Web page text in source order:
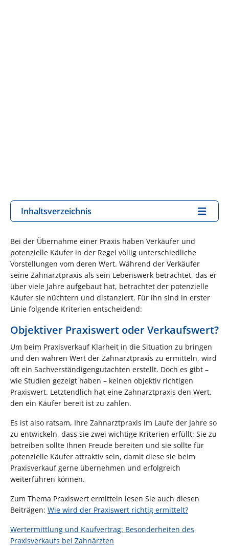
Inhaltsverzeichnis
Bei der Übernahme einer Praxis haben Verkäufer und
potenzielle Käufer in der Regel völlig unterschiedliche
Vorstellungen vom deren Wert. Während der Verkäufer
seine Zahnarztpraxis als sein Lebenswerk betrachtet, das er
über viele Jahre aufgebaut hat, betrachtet der potenzielle
Käufer sie nüchtern und distanziert. Für ihn sind in erster
Linie folgende Kriterien entscheidend:
Objektiver Praxiswert oder Verkaufswert?
Um beim Praxisverkauf Klarheit in die Situation zu bringen
und den wahren Wert der Zahnarztpraxis zu ermitteln, wird
oft ein Sachverständigengutachten erstellt. Doch es gibt –
wie Studien gezeigt haben – keinen objektiv richtigen
Praxiswert. Letztendlich hat eine Zahnarztpraxis den Wert,
den ein Käufer bereit ist zu zahlen.
Es ist also ratsam, Ihre Zahnarztpraxis im Laufe der Jahre so
zu entwickeln, dass sie zwei wichtige Kriterien erfüllt: Sie zu
betreiben sollte Ihnen Freude bereiten und sie sollte für
potenzielle Käufer attraktiv sein, damit diese sie beim
Praxisverkauf gerne übernehmen und erfolgreich
weiterführen können.
Zum Thema Praxiswert ermitteln lesen Sie auch diesen
Beiträgen: Wie wird der Praxiswert richtig ermittelt?
Wertermittlung und Kaufvertrag: Besonderheiten des
Praxisverkaufs bei Zahnärzten